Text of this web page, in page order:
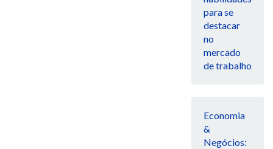
para se
destacar
no
mercado
de trabalho
Economia
&
Negócios: